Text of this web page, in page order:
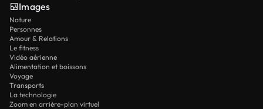
Images
Nature
Personnes
Amour & Relations
Le fitness
Vidéo aérienne
Alimentation et boissons
Voyage
Transports
La technologie
Zoom en arrière-plan virtuel